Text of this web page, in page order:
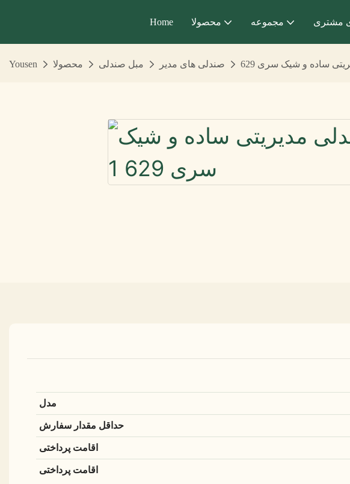
Home محصولا مجموعه مشتری
Yousen محصولا مبل صندلی صندلی های مدیر ساده و شیک سری 629
حداقل مقدار سفارش
اقامت پرداختی
اقامت پرداختی